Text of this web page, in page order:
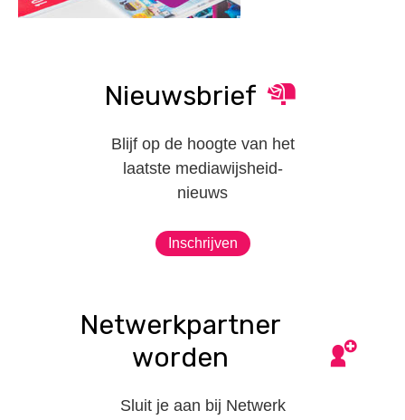
Nieuwsbrief
Blijf op de hoogte van het
laatste mediawijsheid-
nieuws
Inschrijven
Netwerkpartner
worden
Sluit je aan bij Netwerk